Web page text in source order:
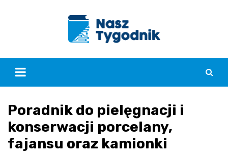
Poradnik do pielęgnacji i
konserwacji porcelany,
fajansu oraz kamionki